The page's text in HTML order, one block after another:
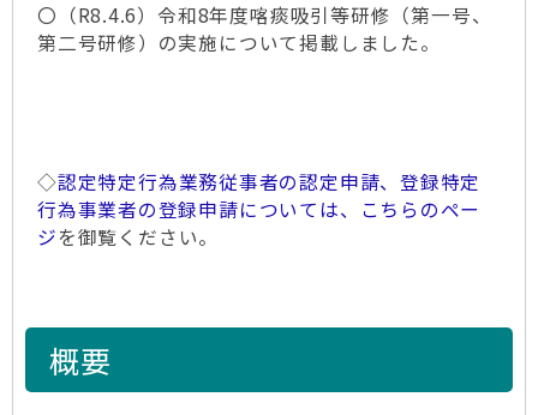
〇（R8.4.6）令和8年度喀痰吸引等研修（第一号、
第二号研修）の実施について掲載しました。
◇認定特定行為業務従事者の認定申請、登録特定
行為事業者の登録申請については、こちらのペー
ジを御覧ください。
概要